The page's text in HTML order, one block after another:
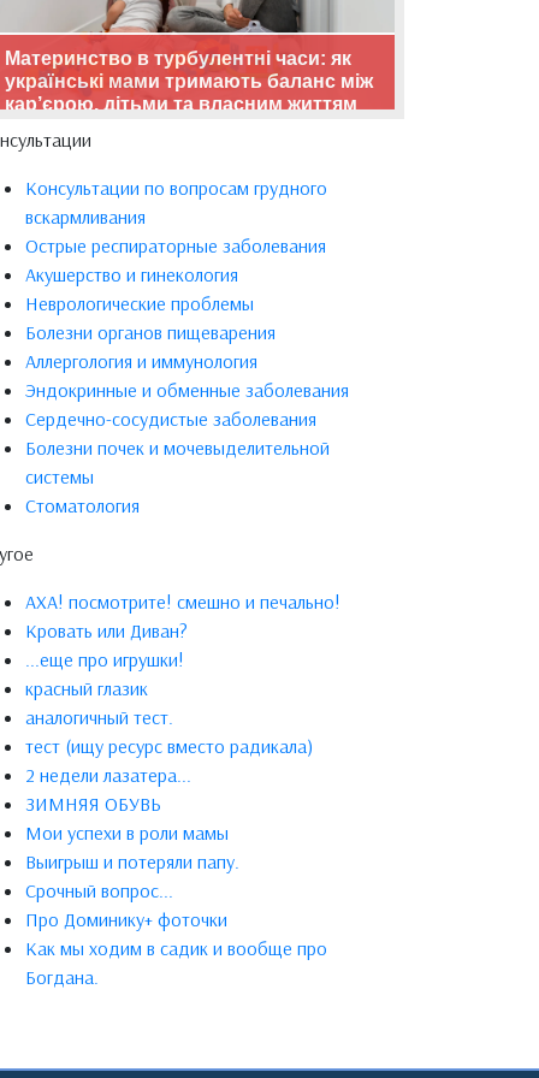
Материнство в турбулентні часи: як
українські мами тримають баланс між
кар’єрою, дітьми та власним життям
Консультации по вопросам грудного
вскармливания
Острые респираторные заболевания
Акушерство и гинекология
Неврологические проблемы
Болезни органов пищеварения
Аллергология и иммунология
Эндокринные и обменные заболевания
Сердечно-сосудистые заболевания
Болезни почек и мочевыделительной
системы
Стоматология
АХА! посмотрите! смешно и печально!
Кровать или Диван?
...еще про игрушки!
красный глазик
аналогичный тест.
тест (ищу ресурс вместо радикала)
2 недели лазатера...
ЗИМНЯЯ ОБУВЬ
Мои успехи в роли мамы
Выигрыш и потеряли папу.
Срочный вопрос...
Про Доминику+ фоточки
Как мы ходим в садик и вообще про
Богдана.